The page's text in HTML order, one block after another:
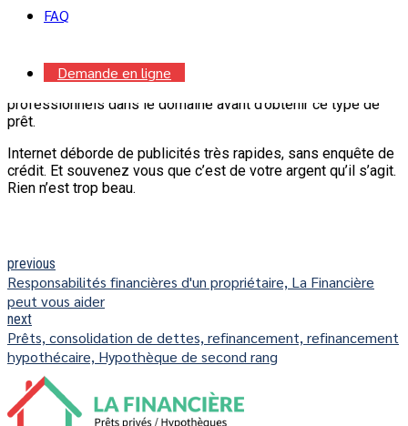
FAQ
Demande en ligne
frais d’entrée, des frais de sortie, des hauts taux intérêts, des
C’est facile d’obtenir une somme d’argent qui pourra vous
nuire dans le futur. Assurez vous de contacter les
professionnels dans le domaine avant d’obtenir ce type de
prêt.
Internet déborde de publicités très rapides, sans enquête de
crédit. Et souvenez vous que c’est de votre argent qu’il s’agit.
Rien n’est trop beau.
previous
Responsabilités financières d'un propriétaire, La Financière
peut vous aider
next
Prêts, consolidation de dettes, refinancement, refinancement
hypothécaire, Hypothèque de second rang